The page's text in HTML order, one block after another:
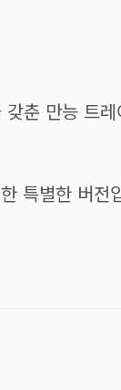
춘 만능 트레
특별한 버전